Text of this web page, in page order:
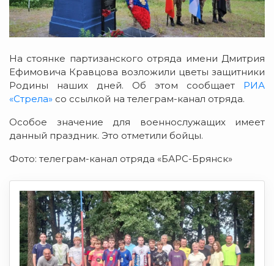
На стоянке партизанского отряда имени Дмитрия
Ефимовича Кравцова возложили цветы защитники
Родины наших дней. Об этом сообщает РИА
«Стрела» со ссылкой на телеграм-канал отряда.
Особое значение для военнослужащих имеет
данный праздник. Это отметили бойцы.
Фото: телеграм-канал отряда «БАРС-Брянск»